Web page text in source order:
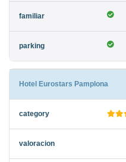
Hotel Eurostars Pamplona